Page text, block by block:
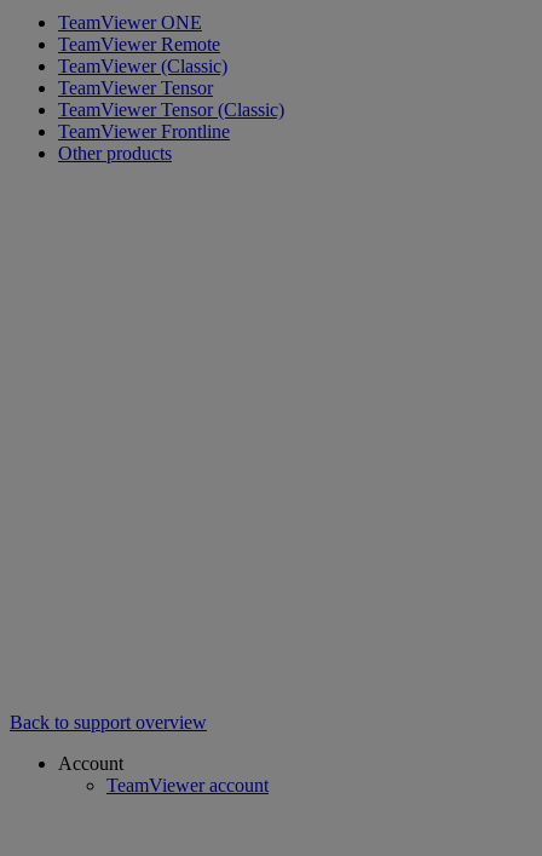
TeamViewer ONE
TeamViewer Remote
TeamViewer (Classic)
TeamViewer Tensor
TeamViewer Tensor (Classic)
TeamViewer Frontline
Other products
Back to support overview
Account
TeamViewer account